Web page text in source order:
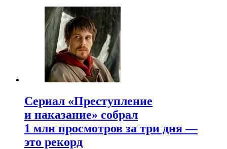
Сериал «Преступление
и наказание» собрал
1 млн просмотров за три дня —
это рекорд